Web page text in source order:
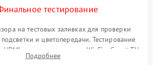
тестирование
на тестовых заливках для проверки
и цветопередачи. Тестирование
HDMI, динамиков, модуля Wi-Fi и Smart TV
режиме в течение нескольких часов.
Подробнее